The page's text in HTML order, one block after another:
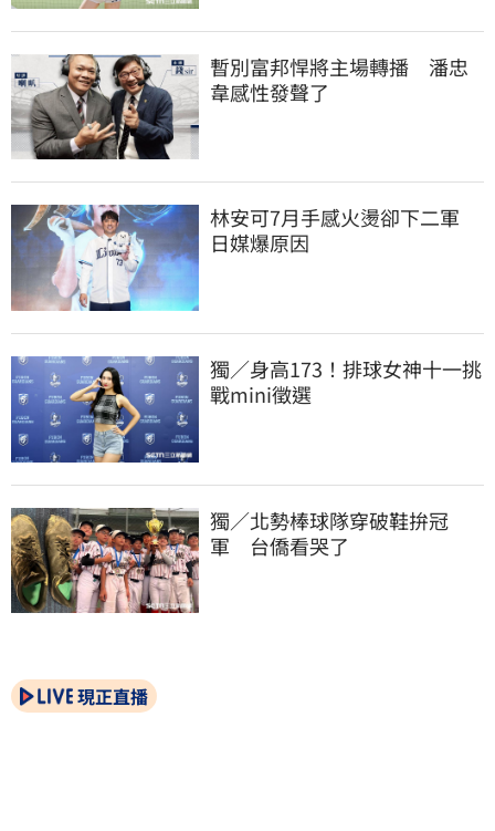
暫別富邦悍將主場轉播　潘忠
韋感性發聲了
林安可7月手感火燙卻下二軍
日媒爆原因
獨／身高173！排球女神十一挑
戰mini徵選
獨／北勢棒球隊穿破鞋拚冠
軍　台僑看哭了
現正直播